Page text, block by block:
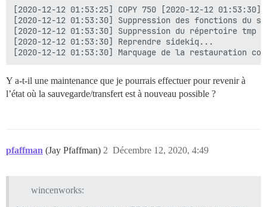
[2020-12-12 01:53:25] COPY 750 [2020-12-12
[2020-12-12 01:53:30] Suppression des fonctions du
[2020-12-12 01:53:30] Suppression du répertoire
[2020-12-12 01:53:30] Reprendre sidekiq...
Y a-t-il une maintenance que je pourrais effectuer pour revenir à
l’état où la sauvegarde/transfert est à nouveau possible ?
pfaffman (Jay Pfaffman) Décembre 12, 2020, 4:49
2
wincenworks: